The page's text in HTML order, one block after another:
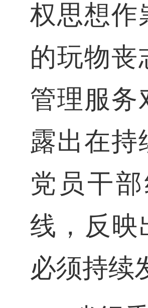
权思想作
的玩物丧
管理服务
露出在持
党员干
线，反映
必须持续